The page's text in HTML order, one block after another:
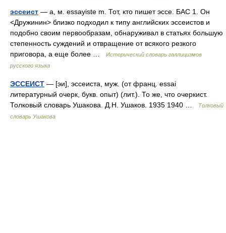
эссеист — а, м. essayiste m. Тот, кто пишет эссе. БАС 1. Он
<Дружинин> близко подходил к типу английских эссеистов и
подобно своим первообразам, обнаруживал в статьях большую
степенность суждений и отвращение от всякого резкого
приговора, а еще более …
Исторический словарь галлицизмов
русского языка
ЭССЕИСТ — [эи], эссеиста, муж. (от франц. essai
литературный очерк, букв. опыт) (лит.). То же, что очеркист.
Толковый словарь Ушакова. Д.Н. Ушаков. 1935 1940 …
Толковый
словарь Ушакова